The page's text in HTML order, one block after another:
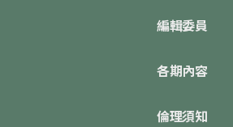
編輯委員
各期內容
倫理須知